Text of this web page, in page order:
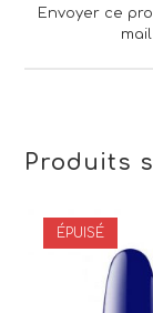
new
Envoyer ce
mail
Produits
ÉPUISÉ